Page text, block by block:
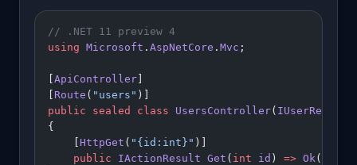
// .NET 11 preview 4
using Microsoft . AspNetCore . Mvc ;
[ApiController]
[ Route ( "users" )]
public sealed class UsersController(
{
    [
HttpGet ( "{id:int}" )]
    public
IActionResult Get ( int id ) => Ok (repo.